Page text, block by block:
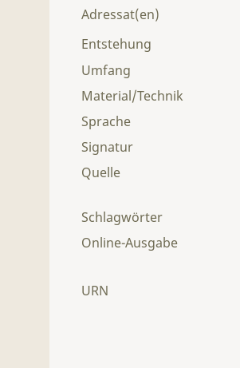
Adressat(en)
Entstehung
Umfang
Material/Technik
Sprache
Signatur
Quelle
Schlagwörter
Online-Ausgabe
URN